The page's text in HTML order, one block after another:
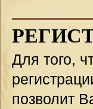
Для того,
позволит